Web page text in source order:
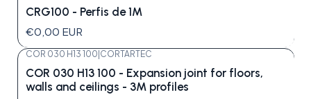
CRG100 - Perfis de 1M
€0,00 EUR
COR 030 H13 100 CORTARTEC
COR 030 H13 100 - Expansion joint for floors,
walls and ceilings - 3M profiles